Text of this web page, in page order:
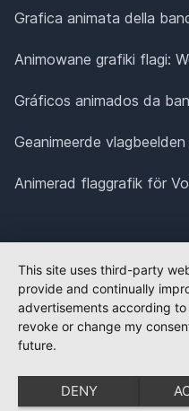
Grafica animata della
Animowane grafiki flagi:
Gráficos animados da
Geanimeerde
Animerad flaggrafik för
This site uses third-party
provide and continually
advertisements according
revoke or change my
future.
DENY